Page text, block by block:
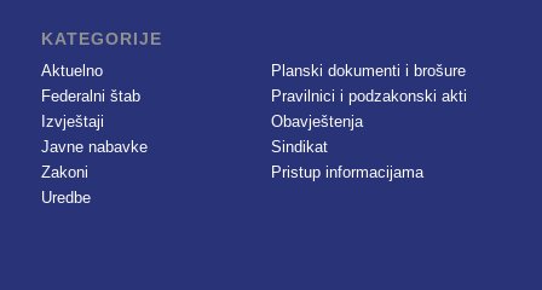
KATEGORIJE
Aktuelno
Federalni štab
Izvještaji
Javne nabavke
Zakoni
Uredbe
Planski dokumenti i brošure
Pravilnici i podzakonski akti
Obavještenja
Sindikat
Pristup informacijama